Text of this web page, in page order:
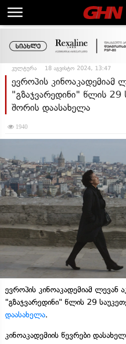
კულტურა 18 აგვისტო 2024, 13:47
ევროპის კინოაკადემიამ
"გზაჯვარედინი" წლის
შორის დაასახელა
1940
ევროპის კინოაკადემიამ ლევან
"გზაჯვარედინი" წლის 29
დაასახელა.
კინოაკადემიის წევრები